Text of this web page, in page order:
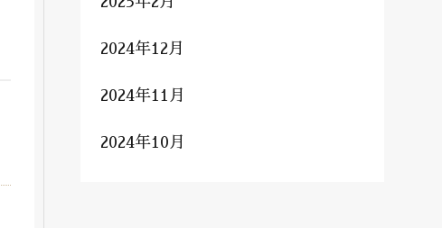
2024年12月
2024年11月
2024年10月